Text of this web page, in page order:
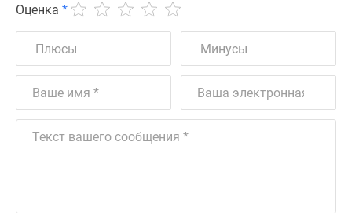
Оценка *